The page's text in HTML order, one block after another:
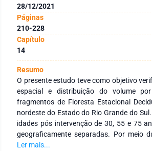
28/12/2021
Páginas
210-228
Capítulo
14
Resumo
O presente estudo teve como objetivo
espacial e distribuição do volume
fragmentos de Floresta Estacional
nordeste do Estado do Rio Grande do
idades pós intervenção de 30, 55 e 75
geograficamente separadas. Por meio
parâmetros de modelos
Ler mais...